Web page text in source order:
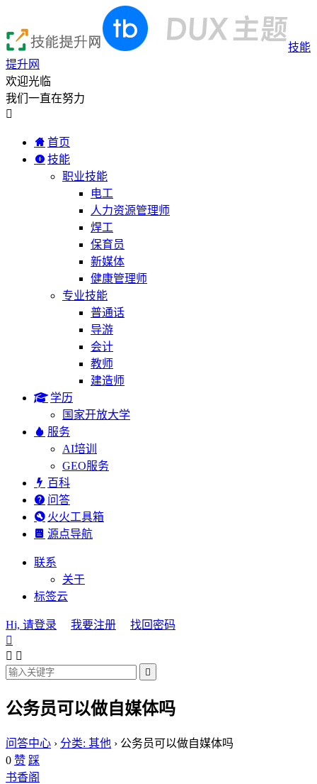
技能
提升网
欢迎光临
我们一直在努力

首页
技能
职业技能
电工
人力资源管理师
焊工
保育员
新媒体
健康管理师
专业技能
普通话
导游
会计
教师
建造师
学历
国家开放大学
服务
AI培训
GEO服务
百科
问答
火火工具箱
源点导航
联系
关于
标签云
Hi, 请登录 我要注册
找回密码

 

公务员可以做自媒体吗
问答中心 › 分类: 其他 › 公务员可以做自媒体吗
0 赞 踩
书香阁